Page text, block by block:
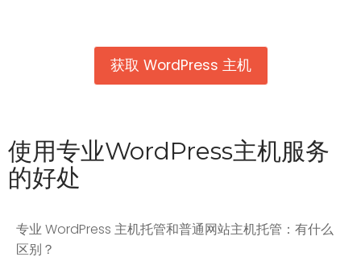
获取 WordPress 主机
使用专业WordPress主机服务
的好处
专业 WordPress 主机托管和普通网站主机托管：有什么
区别？